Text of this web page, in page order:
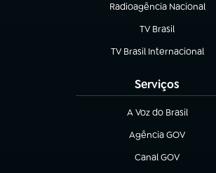
Radioagência Nacional
(abre em nova aba)
TV Brasil
(abre em nova aba)
TV Brasil Internacional
(abre em nova aba)
Serviços
A Voz do Brasil
(abre em nova aba)
Agência GOV
(abre em nova aba)
Canal GOV
(abre em nova aba)